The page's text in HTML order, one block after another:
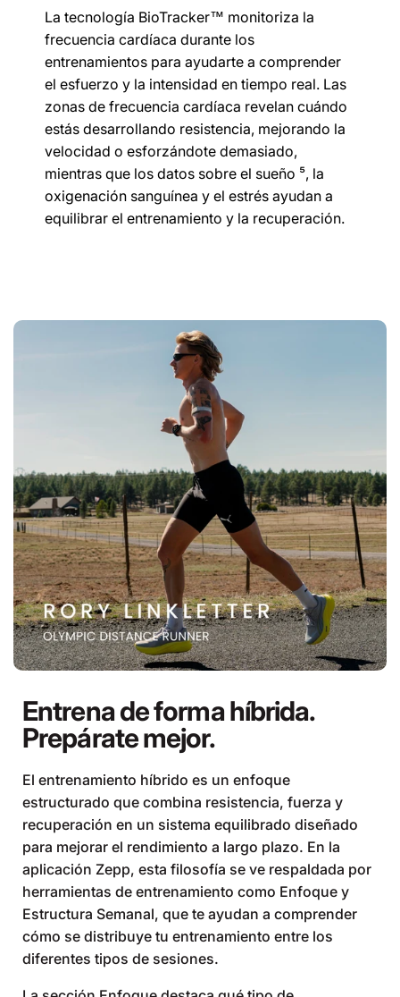
La tecnología BioTracker™ monitoriza la
frecuencia cardíaca durante los
entrenamientos para ayudarte a comprender
el esfuerzo y la intensidad en tiempo real. Las
zonas de frecuencia cardíaca revelan cuándo
estás desarrollando resistencia, mejorando la
velocidad o esforzándote demasiado,
mientras que los datos sobre el sueño ⁵, la
oxigenación sanguínea y el estrés ayudan a
equilibrar el entrenamiento y la recuperación.
Entrena de forma híbrida.
Prepárate mejor.
El entrenamiento híbrido es un enfoque
estructurado que combina resistencia, fuerza y
recuperación en un sistema equilibrado diseñado
para mejorar el rendimiento a largo plazo. En la
aplicación Zepp, esta filosofía se ve respaldada por
herramientas de entrenamiento como Enfoque y
Estructura Semanal, que te ayudan a comprender
cómo se distribuye tu entrenamiento entre los
diferentes tipos de sesiones.